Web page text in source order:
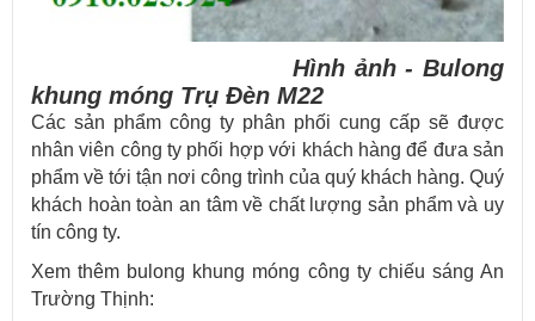
Hình ảnh - Bulong
khung móng Trụ Đèn M22
Các sản phẩm công ty phân phối cung cấp sẽ được
nhân viên công ty phối hợp với khách hàng để đưa sản
phẩm về tới tận nơi công trình của quý khách hàng. Quý
khách hoàn toàn an tâm về chất lượng sản phẩm và uy
tín công ty.
Xem thêm bulong khung móng công ty chiếu sáng An
Trường Thịnh: